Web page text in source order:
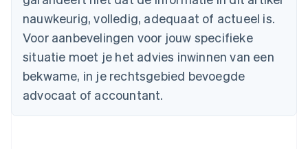
nauwkeurig, volledig, adequaat of actueel is.
Voor aanbevelingen voor jouw specifieke
situatie moet je het advies inwinnen van een
bekwame, in je rechtsgebied bevoegde
advocaat of accountant.
English
English Français
Cyprus
Denemarken
English